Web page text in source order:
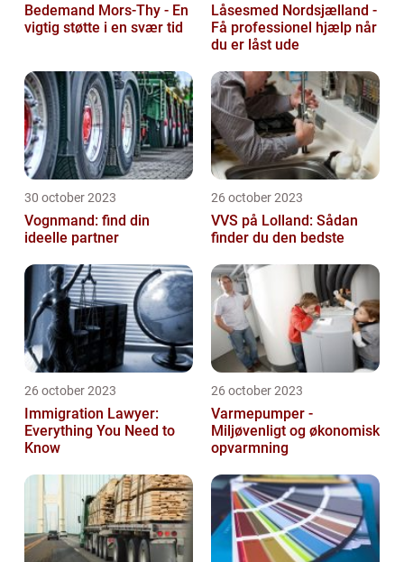
Bedemand Mors-Thy - En
vigtig støtte i en svær tid
Låsesmed Nordsjælland -
Få professionel hjælp når
du er låst ude
30 october 2023
Vognmand: find din
ideelle partner
26 october 2023
VVS på Lolland: Sådan
finder du den bedste
26 october 2023
Immigration Lawyer:
Everything You Need to
Know
26 october 2023
Varmepumper -
Miljøvenligt og økonomisk
opvarmning